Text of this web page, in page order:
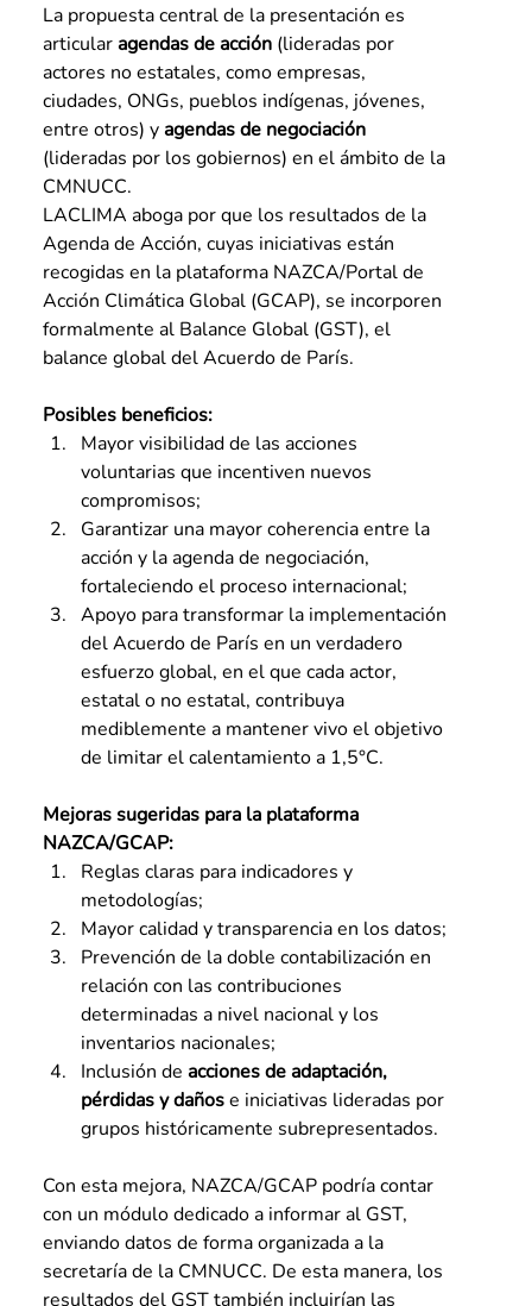
La propuesta central de la presentación es
articular agendas de acción (lideradas por
actores no estatales, como empresas,
ciudades, ONGs, pueblos indígenas, jóvenes,
entre otros) y agendas de negociación
(lideradas por los gobiernos) en el ámbito de la
CMNUCC.
LACLIMA aboga por que los resultados de la
Agenda de Acción, cuyas iniciativas están
recogidas en la plataforma NAZCA/Portal de
Acción Climática Global (GCAP), se incorporen
formalmente al Balance Global (GST), el
balance global del Acuerdo de París.
Posibles beneficios:
Mayor visibilidad de las acciones
voluntarias que incentiven nuevos
compromisos;
Garantizar una mayor coherencia entre la
acción y la agenda de negociación,
fortaleciendo el proceso internacional;
Apoyo para transformar la implementación
del Acuerdo de París en un verdadero
esfuerzo global, en el que cada actor,
estatal o no estatal, contribuya
mediblemente a mantener vivo el objetivo
de limitar el calentamiento a 1,5°C.
Mejoras sugeridas para la plataforma
NAZCA/GCAP:
Reglas claras para indicadores y
metodologías;
Mayor calidad y transparencia en los datos;
Prevención de la doble contabilización en
relación con las contribuciones
determinadas a nivel nacional y los
inventarios nacionales;
Inclusión de acciones de adaptación,
pérdidas y daños e iniciativas lideradas por
grupos históricamente subrepresentados.
Con esta mejora, NAZCA/GCAP podría contar
con un módulo dedicado a informar al GST,
enviando datos de forma organizada a la
secretaría de la CMNUCC. De esta manera, los
resultados del GST también incluirían las